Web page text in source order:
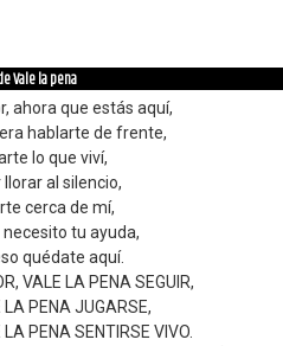
Vale la pena
ahora que estás aquí,
hablarte de frente,
lo que viví,
llorar al silencio,
cerca de mí,
necesito tu ayuda,
quédate aquí.
VALE LA PENA SEGUIR,
LA PENA JUGARSE,
LA PENA SENTIRSE VIVO.